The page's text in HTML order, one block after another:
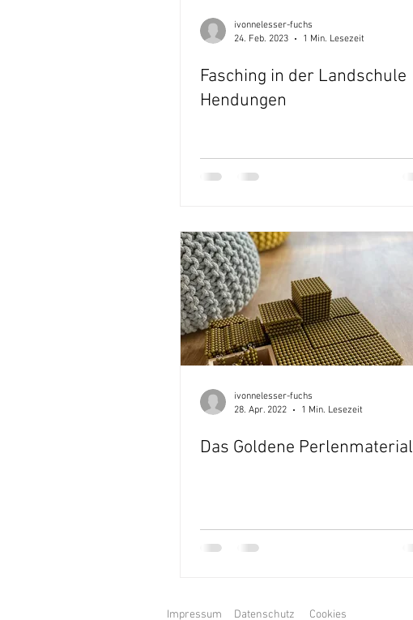
ivonnelesser-fuchs
24. Feb. 2023
1 Min. Lesezeit
Fasching in der Landschule
Hendungen
ivonnelesser-fuchs
28. Apr. 2022
1 Min. Lesezeit
Das Goldene Perlenmaterial
Impressum Datenschutz Cookies